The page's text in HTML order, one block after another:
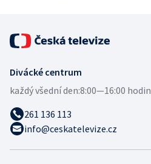
Divácké centrum
každý všední den:8:00—16:00 hodin
261 136 113
info@ceskatelevize.cz